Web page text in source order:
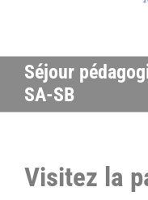
Séjour
SA-SB
Visitez la